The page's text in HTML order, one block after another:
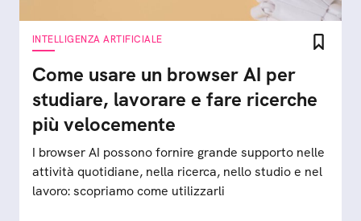
INTELLIGENZA ARTIFICIALE
Come usare un browser AI per
studiare, lavorare e fare ricerche
più velocemente
I browser AI possono fornire grande supporto nelle
attività quotidiane, nella ricerca, nello studio e nel
lavoro: scopriamo come utilizzarli